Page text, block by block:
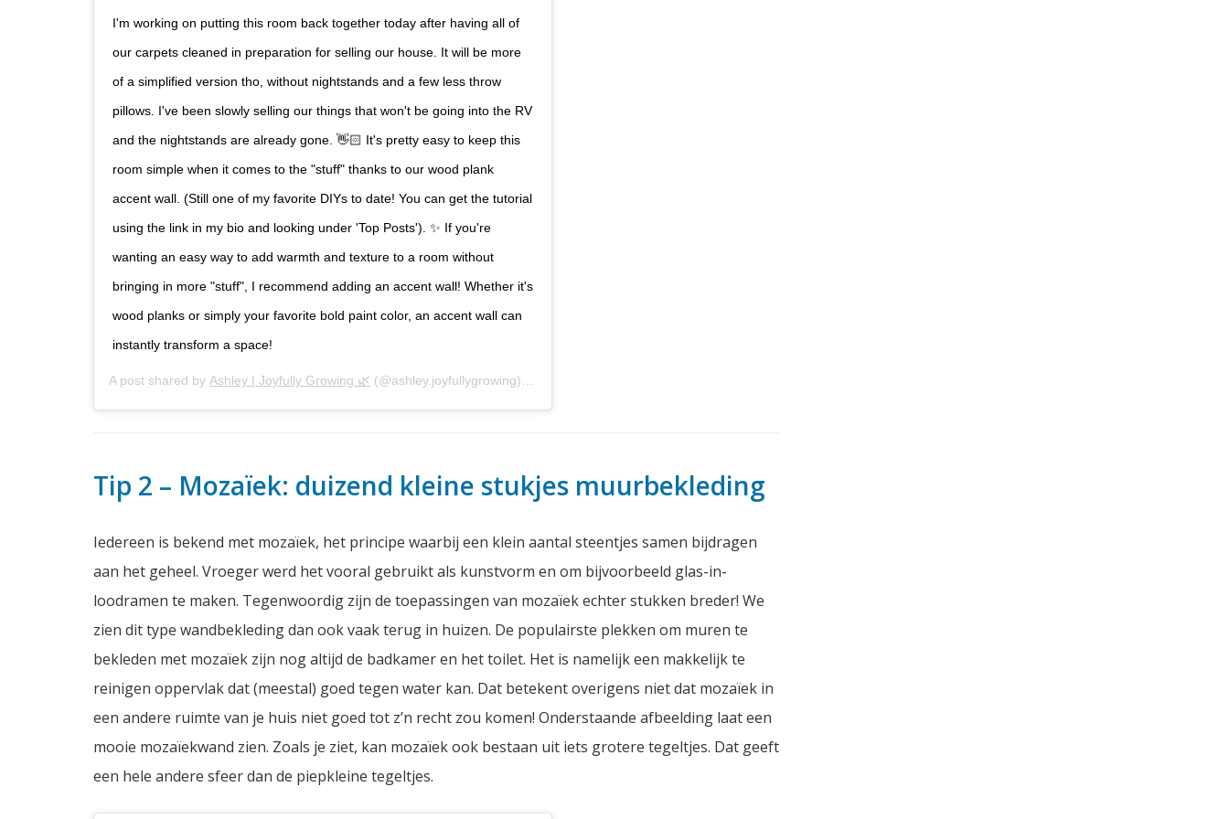
I'm working on putting this room back together today after having all of
our carpets cleaned in preparation for selling our house. It will be more
of a simplified version tho, without nightstands and a few less throw
pillows. I've been slowly selling our things that won't be going into the RV
and the nightstands are already gone. 👋🏻 It's pretty easy to keep this
room simple when it comes to the "stuff" thanks to our wood plank
accent wall. (Still one of my favorite DIYs to date! You can get the tutorial
using the link in my bio and looking under 'Top Posts'). ✨ If you're
wanting an easy way to add warmth and texture to a room without
bringing in more "stuff", I recommend adding an accent wall! Whether it's
wood planks or simply your favorite bold paint color, an accent wall can
instantly transform a space!
A post shared by Ashley | Joyfully Growing 🌿 (@ashley.joyfullygrowing) on
Tip 2 – Mozaïek: duizend kleine stukjes muurbekleding
Iedereen is bekend met mozaïek, het principe waarbij een klein aantal steentjes samen bijdragen
aan het geheel. Vroeger werd het vooral gebruikt als kunstvorm en om bijvoorbeeld glas-in-
loodramen te maken. Tegenwoordig zijn de toepassingen van mozaïek echter stukken breder! We
zien dit type wandbekleding dan ook vaak terug in huizen. De populairste plekken om muren te
bekleden met mozaïek zijn nog altijd de badkamer en het toilet. Het is namelijk een makkelijk te
reinigen oppervlak dat (meestal) goed tegen water kan. Dat betekent overigens niet dat mozaïek in
een andere ruimte van je huis niet goed tot z’n recht zou komen! Onderstaande afbeelding laat een
mooie mozaïekwand zien. Zoals je ziet, kan mozaïek ook bestaan uit iets grotere tegeltjes. Dat geeft
een hele andere sfeer dan de piepkleine tegeltjes.